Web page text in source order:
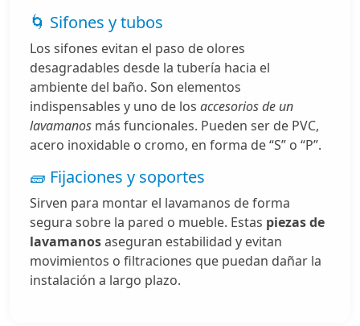
🌀 Sifones y tubos
Los sifones evitan el paso de olores
desagradables desde la tubería hacia el
ambiente del baño. Son elementos
indispensables y uno de los accesorios de un
lavamanos más funcionales. Pueden ser de PVC,
acero inoxidable o cromo, en forma de “S” o “P”.
🧱 Fijaciones y soportes
Sirven para montar el lavamanos de forma
segura sobre la pared o mueble. Estas piezas de
lavamanosaseguran estabilidad y evitan
movimientos o filtraciones que puedan dañar la
instalación a largo plazo.